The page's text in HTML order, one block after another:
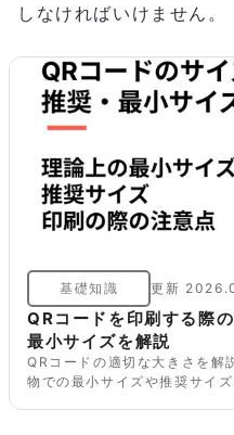
しなければいけません。
基礎知識 更新
QRコードを印刷する際
最小サイズを解説
QRコードの適切な大きさを解
物での最小サイズや推奨サイ